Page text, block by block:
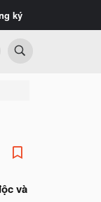
ký
và